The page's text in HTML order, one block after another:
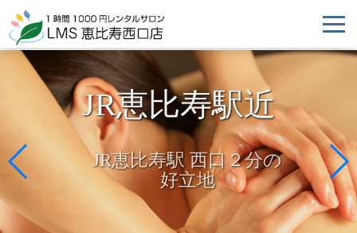
JR恵比寿駅近
JR恵比寿駅 西口２分の
好立地